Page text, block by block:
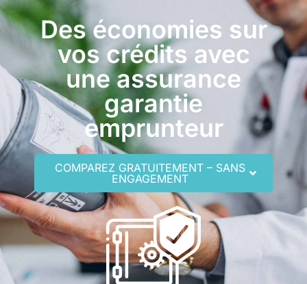
Des économies sur
vos crédits avec
une assurance
garantie
emprunteur
COMPAREZ GRATUITEMENT – SANS
ENGAGEMENT